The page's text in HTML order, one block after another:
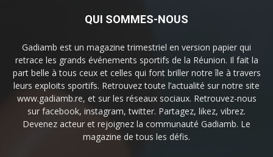
QUI SOMMES-NOUS
Gadiamb est un magazine trimestriel en version papier qui
retrace les grands événements sportifs de la Réunion. Il fait la
part belle à tous ceux et celles qui font briller notre île à travers
leurs exploits sportifs. Retrouvez toute l’actualité sur notre site
www.gadiamb.re, et sur les réseaux sociaux. Retrouvez-nous
sur facebook, instagram, twitter. Partagez, likez, vibrez.
Devenez acteur et rejoignez la communauté Gadiamb. Le
magazine de tous les défis.